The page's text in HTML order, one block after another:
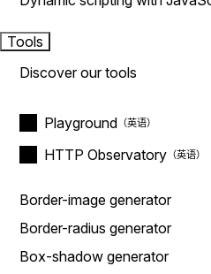
Tools
Discover our tools
Playground
HTTP Observatory
Border-image generator
Border-radius generator
Box-shadow generator